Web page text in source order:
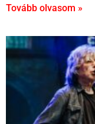
Tovább olvasom »